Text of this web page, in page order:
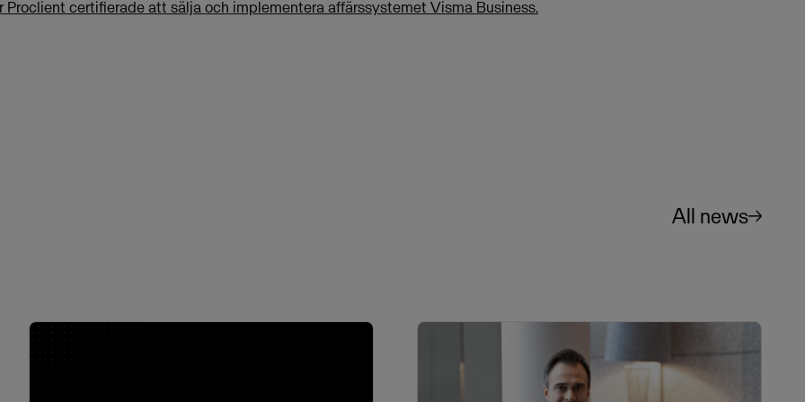
certifierade att sälja och implementera affärssystemet Visma Business.
All news